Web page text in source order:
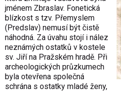
jménem Zbraslav. Fonetická
blízkost s tzv. Přemyslem
(Predslav) nemusí být čistě
náhodná. Za úvahu stojí i nález
neznámých ostatků v kostele
sv. Jiří na Pražském hradě. Při
archeologických průzkumech
byla otevřena společná
schrána s ostatky mladé ženy,